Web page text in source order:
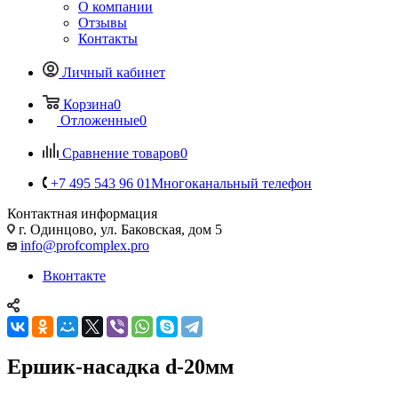
О компании
Отзывы
Контакты
Личный кабинет
Корзина0
Отложенные0
Сравнение товаров0
+7 495 543 96 01Многоканальный телефон
Контактная информация
г. Одинцово, ул. Баковская, дом 5
info@profcomplex.pro
Вконтакте
Ершик-насадка d-20мм